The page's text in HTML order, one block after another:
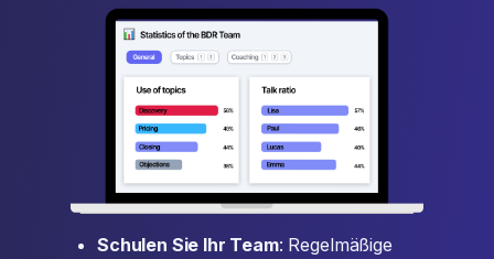
Schulen Sie Ihr Team: Regelmäßige